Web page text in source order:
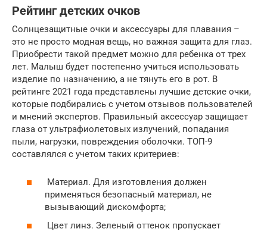
Рейтинг детских очков
Солнцезащитные очки и аксессуары для плавания –
это не просто модная вещь, но важная защита для глаз.
Приобрести такой предмет можно для ребенка от трех
лет. Малыш будет постепенно учиться использовать
изделие по назначению, а не тянуть его в рот. В
рейтинге 2021 года представлены лучшие детские очки,
которые подбирались с учетом отзывов пользователей
и мнений экспертов. Правильный аксессуар защищает
глаза от ультрафиолетовых излучений, попадания
пыли, нагрузки, повреждения оболочки. ТОП-9
составлялся с учетом таких критериев:
Материал. Для изготовления должен
применяться безопасный материал, не
вызывающий дискомфорта;
Цвет линз. Зеленый оттенок пропускает